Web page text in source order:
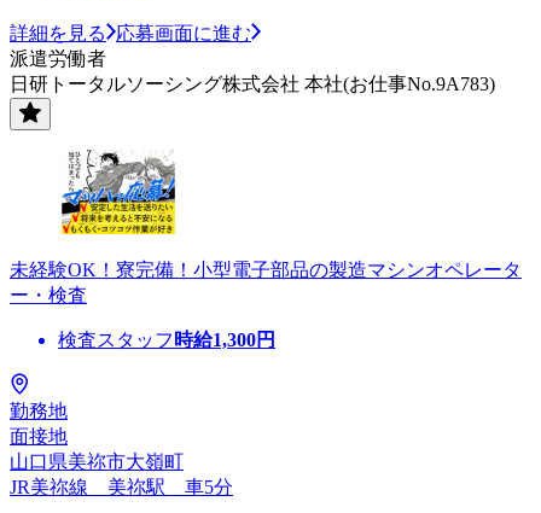
詳細を見る
応募画面に進む
派遣労働者
日研トータルソーシング株式会社 本社(お仕事No.9A783)
未経験OK！寮完備！小型電子部品の製造マシンオペレータ
ー・検査
検査スタッフ 時給1,300円
勤務地
面接地
山口県美祢市大嶺町
JR美祢線 美祢駅 車5分